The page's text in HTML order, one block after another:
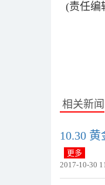
(责任编
相关新闻
10.30
更多
2017-10-30